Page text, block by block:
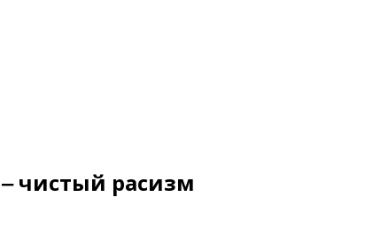
чистый расизм